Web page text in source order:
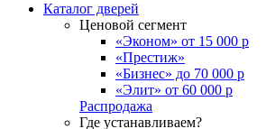
Каталог дверей
Ценовой сегмент
«Эконом» от 15 000 р
«Престиж»
«Бизнес» до 70 000 р
«Элит» от 60 000 р
Распродажа
Где устанавливаем?